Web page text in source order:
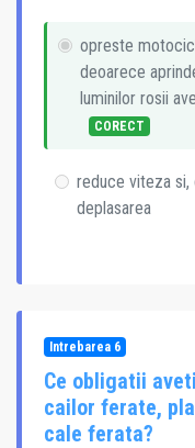
opreste
deoarece
luminilor rosii
CORECT
reduce viteza si,
deplasarea
Intrebarea 6
Ce obligatii
cailor ferate,
cale ferata?